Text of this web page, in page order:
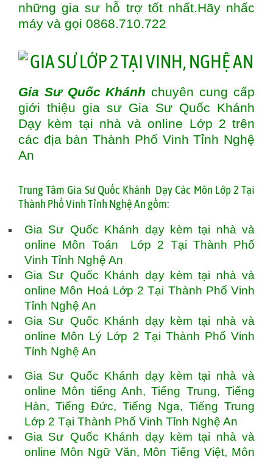
những gia sư hỗ trợ tốt nhất.Hãy nhấc
máy và gọi 0868.710.722
Gia Sư Quốc Khánhchuyên cung cấp
giới thiệu gia sư Gia Sư Quốc Khánh
Dạy kèm tại nhà và online Lớp 2 trên
các địa bànThành Phố Vinh Tỉnh Nghệ
An
Trung Tâm Gia Sư Quốc Khánh Dạy Các Môn Lớp 2 Tại
Thành Phố Vinh Tỉnh Nghệ An gồm:
Gia Sư Quốc Khánh dạy kèm tại nhà và
online Môn Toán Lớp 2 Tại Thành Phố
Vinh Tỉnh Nghệ An
Gia Sư Quốc Khánh dạy kèm tại nhà và
online Môn Hoá Lớp 2 Tại Thành Phố Vinh
Tỉnh Nghệ An
Gia Sư Quốc Khánh dạy kèm tại nhà và
online Môn Lý Lớp 2 Tại Thành Phố Vinh
Tỉnh Nghệ An
Gia Sư Quốc Khánh dạy kèm tại nhà và
online Môn tiếng Anh, Tiếng Trung, Tiếng
Hàn, Tiếng Đức, Tiếng Nga, Tiếng Trung
Lớp 2 Tại Thành Phố Vinh Tỉnh Nghệ An
Gia Sư Quốc Khánh dạy kèm tại nhà và
online Môn Ngữ Văn, Môn Tiếng Việt, Môn